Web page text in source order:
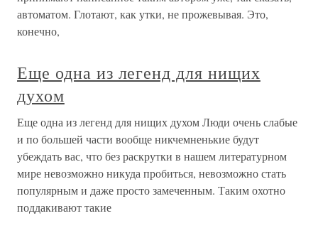
автоматом. Глотают, как утки, не прожевывая. Это,
конечно,
Еще одна из легенд для нищих
духом
Еще одна из легенд для нищих духом Люди очень слабые
и по большей части вообще никчемненькие будут
убеждать вас, что без раскрутки в нашем литературном
мире невозможно никуда пробиться, невозможно стать
популярным и даже просто замеченным. Таким охотно
поддакивают такие